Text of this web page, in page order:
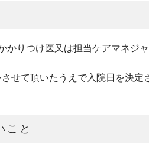
かりつけ医又は担当ケアマネジ
せて頂いたうえで入院日を決定
こと